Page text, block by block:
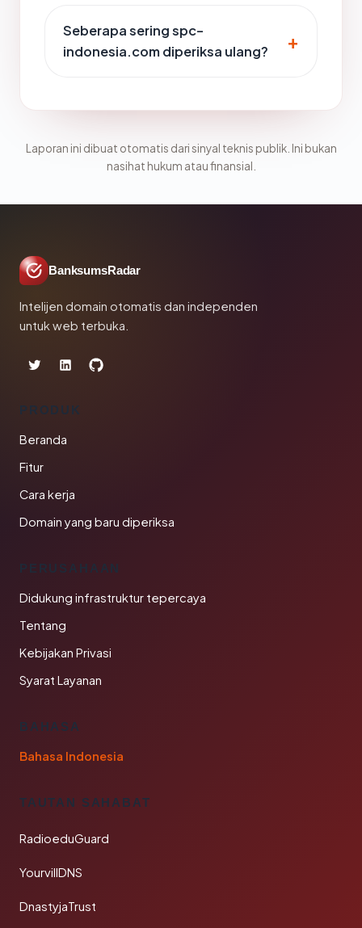
Seberapa sering spc-
indonesia.com diperiksa ulang?
Laporan ini dibuat otomatis dari sinyal teknis publik. Ini bukan
nasihat hukum atau finansial.
BanksumsRadar
Intelijen domain otomatis dan independen
untuk web terbuka.
PRODUK
Beranda
Fitur
Cara kerja
Domain yang baru diperiksa
PERUSAHAAN
Didukung infrastruktur tepercaya
Tentang
Kebijakan Privasi
Syarat Layanan
BAHASA
Bahasa Indonesia
TAUTAN SAHABAT
RadioeduGuard
YourvillDNS
DnastyjaTrust